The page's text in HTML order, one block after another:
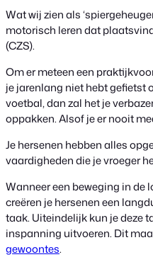
Wat wij zien als
motorisch leren dat
(CZS).
Om er meteen een
je jarenlang niet hebt gefietst
voetbal, dan zal het je
oppakken. Alsof je er nooit
Je hersenen hebben alles
vaardigheden die je vroeger
Wanneer een beweging in de
creëren je hersenen een
taak. Uiteindelijk kun je deze
inspanning uitvoeren. Dit
gewoontes.